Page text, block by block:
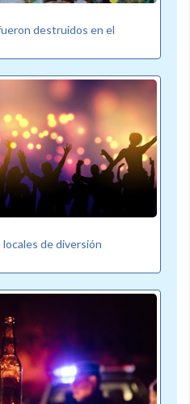
destruidos en el
de diversión